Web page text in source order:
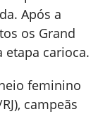
Após a
os Grand
etapa carioca.
feminino
campeãs